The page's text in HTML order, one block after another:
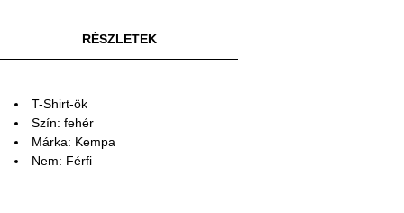
RÉSZLETEK
T-Shirt-ök
Szín: fehér
Márka: Kempa
Nem: Férfi